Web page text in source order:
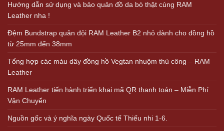
Hướng dẫn sử dụng và bảo quản đồ da bò thật cùng RAM
Leather nha !
Đệm Bundstrap quân đội RAM Leather B2 nhỏ dành cho đồng hồ
từ 25mm đến 38mm
Tổng hợp các màu dây đồng hồ Vegtan nhuộm thủ công – RAM
Leather
RAM Leather tiến hành triển khai mã QR thanh toán – Miễn Phí
Vận Chuyển
Nguồn gốc và ý nghĩa ngày Quốc tế Thiếu nhi 1-6.